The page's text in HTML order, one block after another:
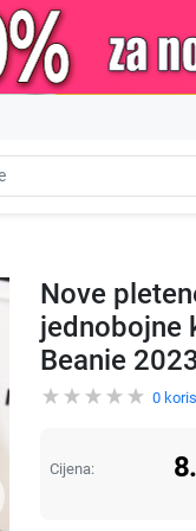
Nove
jednobojne
Beanie
0
Cijena: